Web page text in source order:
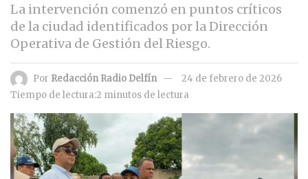
La intervención comenzó en puntos críticos
de la ciudad identificados por la Dirección
Operativa de Gestión del Riesgo.
Por Redacción Radio Delfín
24 de febrero de 2026
Tiempo de lectura:2 minutos de lectura